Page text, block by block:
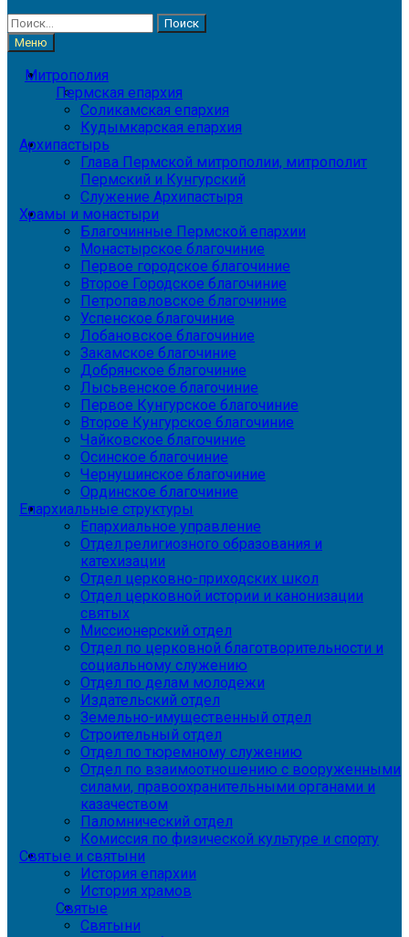
Найти:
Меню
Митрополия
Пермская епархия
Соликамская епархия
Кудымкарская епархия
Архипастырь
Глава Пермской митрополии, митрополит
Пермский и Кунгурский
Служение Архипастыря
Храмы и монастыри
Благочинные Пермской епархии
Монастырское благочиние
Первое городское благочиние
Второе Городское благочиние
Петропавловское благочиние
Успенское благочиние
Лобановское благочиние
Закамское благочиние
Добрянское благочиние
Лысьвенское благочиние
Первое Кунгурское благочиние
Второе Кунгурское благочиние
Чайковское благочиние
Осинское благочиние
Чернушинское благочиние
Ординское благочиние
Епархиальные структуры
Епархиальное управление
Отдел религиозного образования и
катехизации
Отдел церковно-приходских школ
Отдел церковной истории и канонизации
святых
Миссионерский отдел
Отдел по церковной благотворительности и
социальному служению
Отдел по делам молодежи
Издательский отдел
Земельно-имущественный отдел
Строительный отдел
Отдел по тюремному служению
Отдел по взаимоотношению с вооруженными
силами, правоохранительными органами и
казачеством
Паломнический отдел
Комиссия по физической культуре и спорту
Святые и святыни
История епархии
История храмов
Святые
Святыни